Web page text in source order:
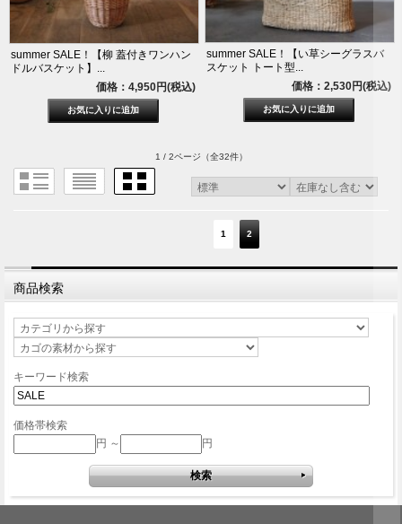
summer SALE！【柳 蓋付きワンハン
ドルバスケット】...
価格：4,950円(税込)
summer SALE！【い草シーグラスバ
スケット トート型...
価格：2,530円(税込)
1 / 2ページ （全32件）
1 2
商品検索
キーワード検索
価格帯検索
円 ～
円